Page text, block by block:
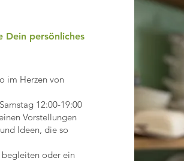
Dein persönliches
im Herzen von
12:00-19:00
Vorstellungen
Ideen, die so
begleiten oder ein